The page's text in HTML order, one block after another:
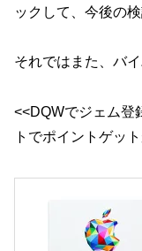
ックして、今後の
それではまた、バイ
<<DQWでジェム登
トでポイントゲッ